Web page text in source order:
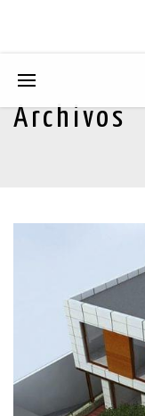
Archivos